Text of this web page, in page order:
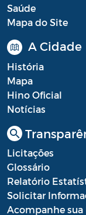
Saúde
Mapa do Site
A Cidade
História
Mapa
Hino Oficial
Notícias
Licitações
Glossário
Relatório
Solicitar
Acompanhe